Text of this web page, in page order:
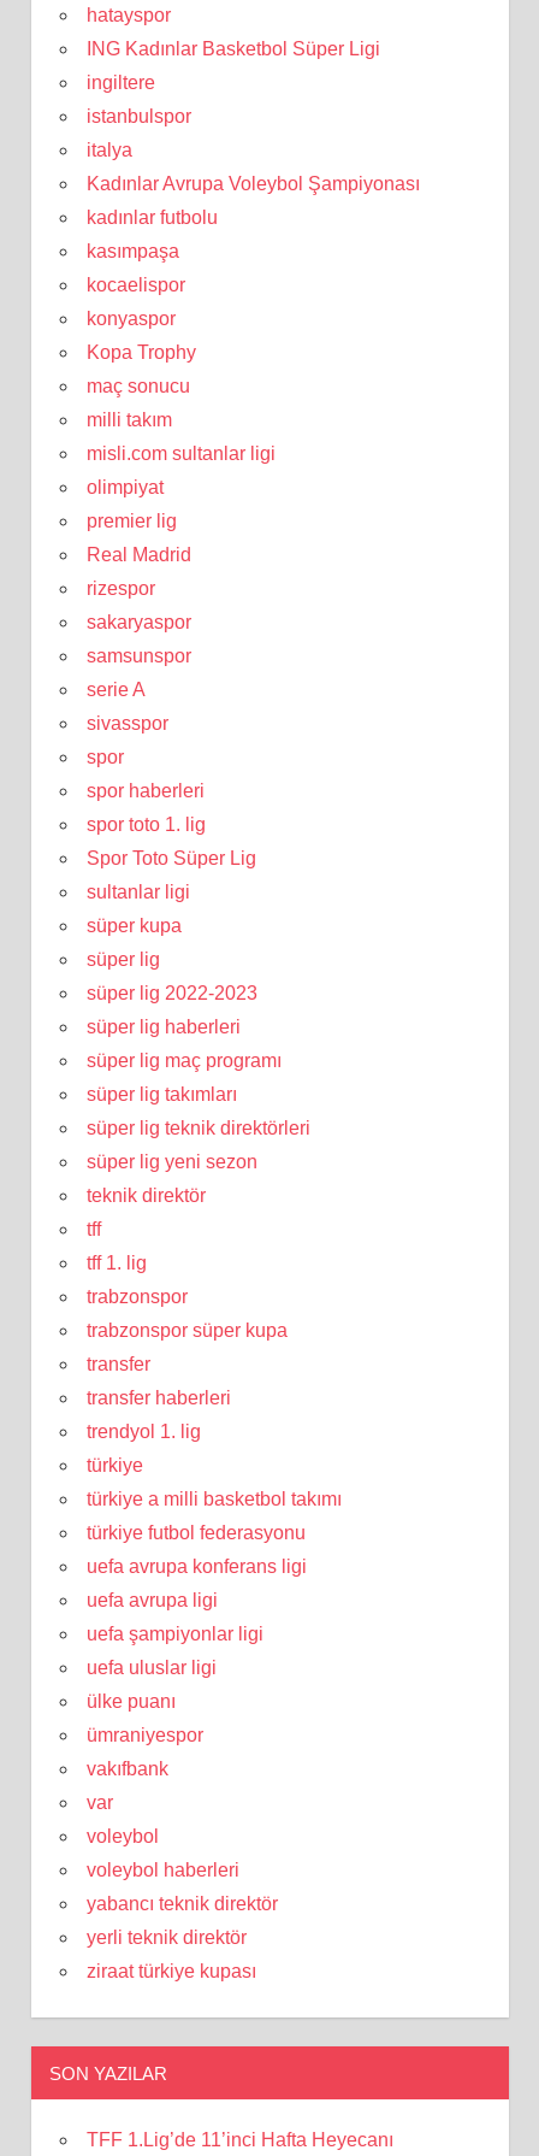
hatayspor
ING Kadınlar Basketbol Süper Ligi
ingiltere
istanbulspor
italya
Kadınlar Avrupa Voleybol Şampiyonası
kadınlar futbolu
kasımpaşa
kocaelispor
konyaspor
Kopa Trophy
maç sonucu
milli takım
misli.com sultanlar ligi
olimpiyat
premier lig
Real Madrid
rizespor
sakaryaspor
samsunspor
serie A
sivasspor
spor
spor haberleri
spor toto 1. lig
Spor Toto Süper Lig
sultanlar ligi
süper kupa
süper lig
süper lig 2022-2023
süper lig haberleri
süper lig maç programı
süper lig takımları
süper lig teknik direktörleri
süper lig yeni sezon
teknik direktör
tff
tff 1. lig
trabzonspor
trabzonspor süper kupa
transfer
transfer haberleri
trendyol 1. lig
türkiye
türkiye a milli basketbol takımı
türkiye futbol federasyonu
uefa avrupa konferans ligi
uefa avrupa ligi
uefa şampiyonlar ligi
uefa uluslar ligi
ülke puanı
ümraniyespor
vakıfbank
var
voleybol
voleybol haberleri
yabancı teknik direktör
yerli teknik direktör
ziraat türkiye kupası
SON YAZILAR
TFF 1.Lig’de 11’inci Hafta Heyecanı